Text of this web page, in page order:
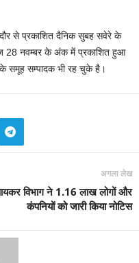
से प्रकाशित दैनिक सुबह सवेरे के
नवम्बर के अंक में प्रकाशित हुआ
के समूह सम्पादक भी रह चुके है।
अगला लेख
विभाग ने 1.16 लाख लोगों और
कंपनियों को जारी किया नोटिस